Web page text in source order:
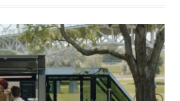
Kuluma.jp